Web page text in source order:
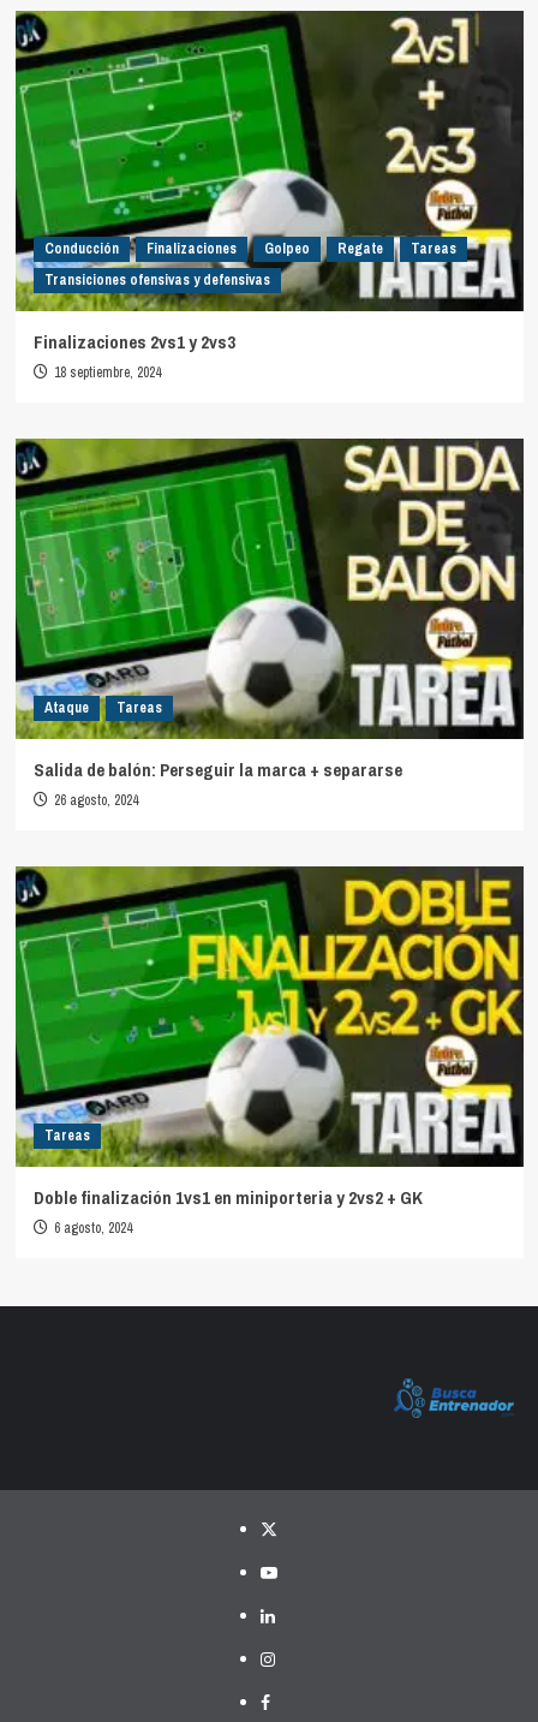
Conducción Finalizaciones Golpeo Regate
Tareas
Transiciones ofensivas y defensivas
Finalizaciones 2vs1 y 2vs3
18 septiembre, 2024
Ataque Tareas
Salida de balón: Perseguir la marca + separarse
26 agosto, 2024
Tareas
Doble finalización 1vs1 en miniporteria y 2vs2 + GK
6 agosto, 2024
Twitter
YouTube
LinkedIn
Instagram
Facebook